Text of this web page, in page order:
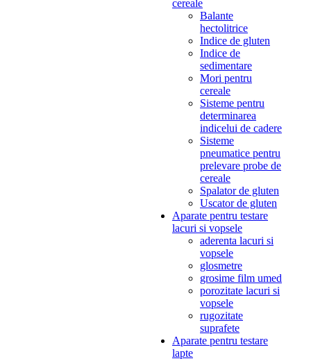
cereale
Balante
hectolitrice
Indice de gluten
Indice de
sedimentare
Mori pentru
cereale
Sisteme pentru
determinarea
indicelui de cadere
Sisteme
pneumatice pentru
prelevare probe de
cereale
Spalator de gluten
Uscator de gluten
Aparate pentru testare
lacuri si vopsele
aderenta lacuri si
vopsele
glosmetre
grosime film umed
porozitate lacuri si
vopsele
rugozitate
suprafete
Aparate pentru testare
lapte